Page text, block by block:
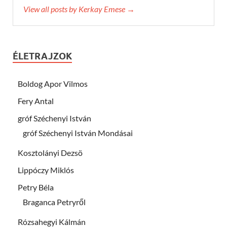
View all posts by Kerkay Emese →
ÉLETRAJZOK
Boldog Apor Vilmos
Fery Antal
gróf Széchenyi István
gróf Széchenyi István Mondásai
Kosztolányi Dezsö
Lippóczy Miklós
Petry Béla
Braganca Petryről
Rózsahegyi Kálmán